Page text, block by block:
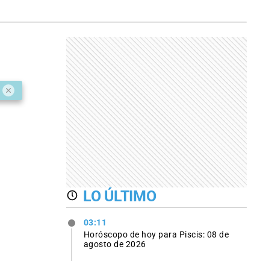
LO ÚLTIMO
03:11
Horóscopo de hoy para Piscis: 08 de
agosto de 2026